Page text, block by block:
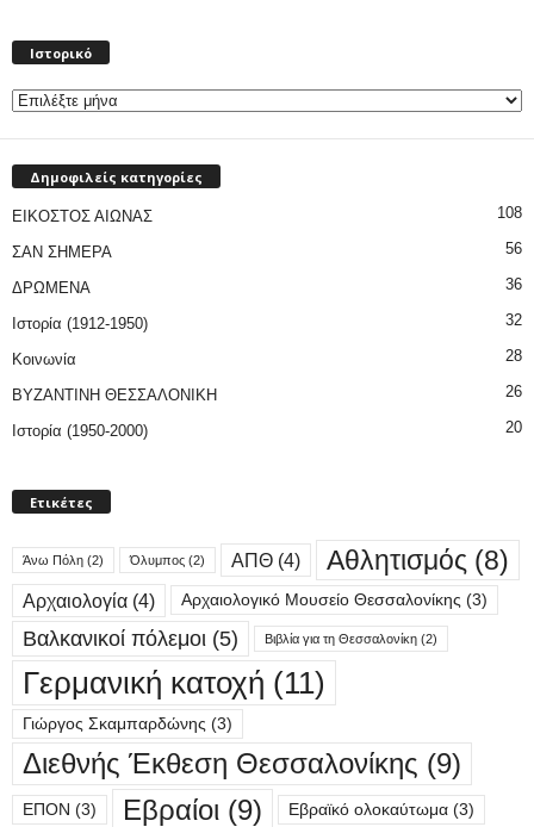
Ιστορικό
Δημοφιλείς κατηγορίες
ΕΙΚΟΣΤΟΣ ΑΙΩΝΑΣ 108
ΣΑΝ ΣΗΜΕΡΑ 56
ΔΡΩΜΕΝΑ 36
Ιστορία (1912-1950) 32
Κοινωνία 28
ΒΥΖΑΝΤΙΝΗ ΘΕΣΣΑΛΟΝΙΚΗ 26
Ιστορία (1950-2000) 20
Ετικέτες
Άνω Πόλη (2) Όλυμπος (2) ΑΠΘ (4) Αθλητισμός (8)
Αρχαιολογία (4) Αρχαιολογικό Μουσείο Θεσσαλονίκης (3)
Βαλκανικοί πόλεμοι (5) Βιβλία για τη Θεσσαλονίκη (2)
Γερμανική κατοχή (11)
Γιώργος Σκαμπαρδώνης (3)
Διεθνής Έκθεση Θεσσαλονίκης (9)
ΕΠΟΝ (3) Εβραίοι (9) Εβραϊκό ολοκαύτωμα (3)